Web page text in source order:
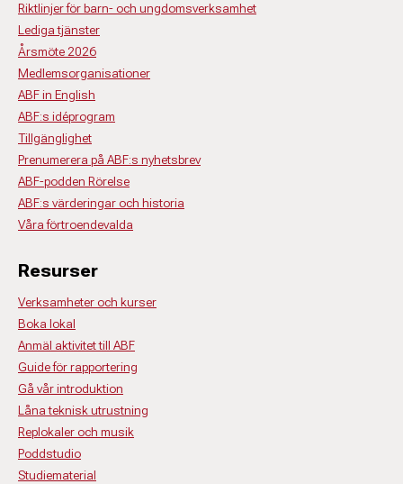
Riktlinjer för barn- och ungdomsverksamhet
Lediga tjänster
Årsmöte 2026
Medlemsorganisationer
ABF in English
ABF:s idéprogram
Tillgänglighet
Prenumerera på ABF:s nyhetsbrev
ABF-podden Rörelse
ABF:s värderingar och historia
Våra förtroendevalda
Resurser
Verksamheter och kurser
Boka lokal
Anmäl aktivitet till ABF
Guide för rapportering
Gå vår introduktion
Låna teknisk utrustning
Replokaler och musik
Poddstudio
Studiematerial